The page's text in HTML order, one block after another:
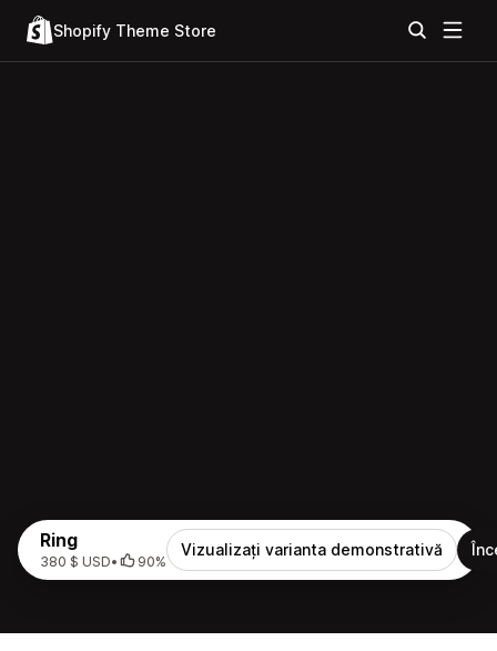
Shopify Theme Store
Ring
380 $ USD• 90%
Vizualizați varianta demonstrativă